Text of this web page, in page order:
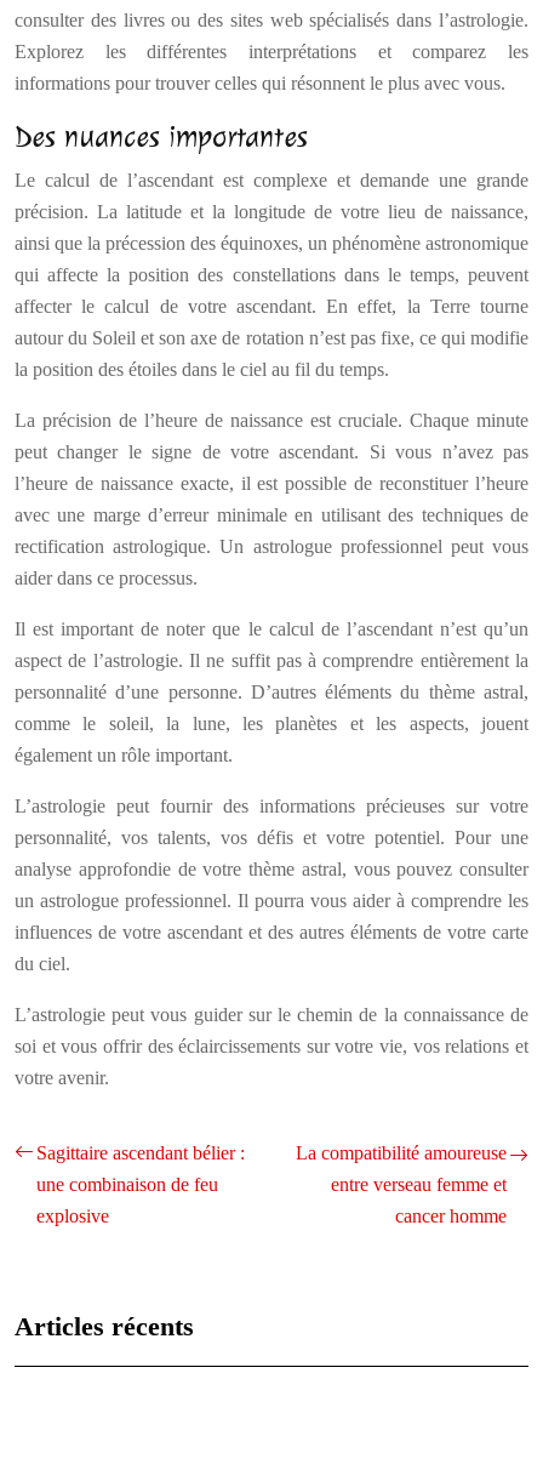
consulter des livres ou des sites web spécialisés dans l’astrologie.
Explorez les différentes interprétations et comparez les
informations pour trouver celles qui résonnent le plus avec vous.
Des nuances importantes
Le calcul de l’ascendant est complexe et demande une grande
précision. La latitude et la longitude de votre lieu de naissance,
ainsi que la précession des équinoxes, un phénomène astronomique
qui affecte la position des constellations dans le temps, peuvent
affecter le calcul de votre ascendant. En effet, la Terre tourne
autour du Soleil et son axe de rotation n’est pas fixe, ce qui modifie
la position des étoiles dans le ciel au fil du temps.
La précision de l’heure de naissance est cruciale. Chaque minute
peut changer le signe de votre ascendant. Si vous n’avez pas
l’heure de naissance exacte, il est possible de reconstituer l’heure
avec une marge d’erreur minimale en utilisant des techniques de
rectification astrologique. Un astrologue professionnel peut vous
aider dans ce processus.
Il est important de noter que le calcul de l’ascendant n’est qu’un
aspect de l’astrologie. Il ne suffit pas à comprendre entièrement la
personnalité d’une personne. D’autres éléments du thème astral,
comme le soleil, la lune, les planètes et les aspects, jouent
également un rôle important.
L’astrologie peut fournir des informations précieuses sur votre
personnalité, vos talents, vos défis et votre potentiel. Pour une
analyse approfondie de votre thème astral, vous pouvez consulter
un astrologue professionnel. Il pourra vous aider à comprendre les
influences de votre ascendant et des autres éléments de votre carte
du ciel.
L’astrologie peut vous guider sur le chemin de la connaissance de
soi et vous offrir des éclaircissements sur votre vie, vos relations et
votre avenir.
Sagittaire ascendant bélier :
une combinaison de feu
explosive
La compatibilité amoureuse
entre verseau femme et
cancer homme
Articles récents